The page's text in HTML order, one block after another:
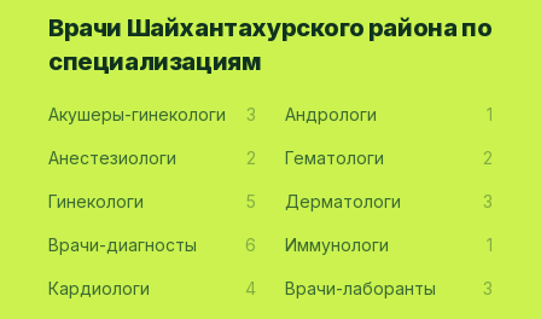
Врачи Шайхантахурского района по
специализациям
Акушеры-гинекологи 3 Андрологи 1
Анестезиологи 2 Гематологи 2
Гинекологи 5 Дерматологи 3
Врачи-диагносты 6 Иммунологи 1
Кардиологи 4 Врачи-лаборанты 3